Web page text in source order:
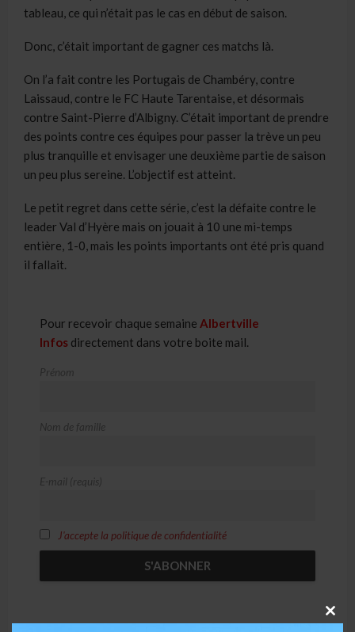
tableau, ce qui n’était pas le cas en début de saison.
Donc, c’était important de gagner ces matchs là.
On l’a fait contre les Portugais de Chambéry, contre
Laissaud, contre le FC Haute Tarentaise, et désormais
contre Saint-Pierre d’Albigny. C’était important de prendre
des points contre ces équipes pour passer la trève un peu
plus tranquille et envisager une deuxième partie de saison
un peu plus sereine. L’objectif est atteint.
Le petit regret dans cette série, c’est la défaite contre le
leader Val d’Hyère mais on jouait à 10 une mi-temps
entière, 1-0, mais les points importants ont été pris quand
il fallait.
Pour recevoir chaque semaine Albertville
Infos directement dans votre boite mail.
Prénom
Nom de famille
E-mail (requis)
J'accepte la politique de confidentialité